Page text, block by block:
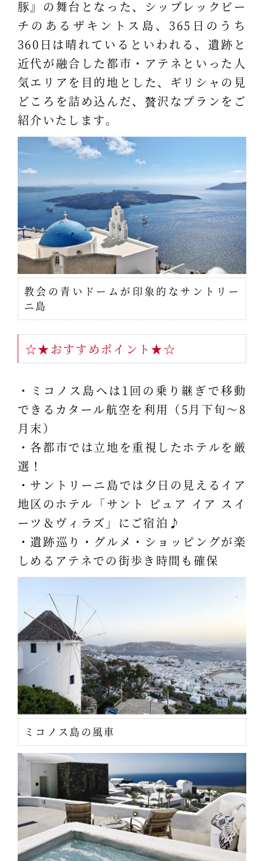
豚』の舞台となった、シップレックビー
チのあるザキントス島、365日のうち
360日は晴れているといわれる、遺跡と
近代が融合した都市・アテネといった人
気エリアを目的地とした、ギリシャの見
どころを詰め込んだ、贅沢なプランをご
紹介いたします。
教会の青いドームが印象的なサントリー
ニ島
☆★おすすめポイント★☆
・ミコノス島へは1回の乗り継ぎで移動
できるカタール航空を利用（5月下旬～8
月末）
・各都市では立地を重視したホテルを厳
選！
・サントリーニ島では夕日の見えるイア
地区のホテル「サント ピュア イア スイ
ーツ＆ヴィラズ」にご宿泊♪
・遺跡巡り・グルメ・ショッピングが楽
しめるアテネでの街歩き時間も確保
ミコノス島の風車